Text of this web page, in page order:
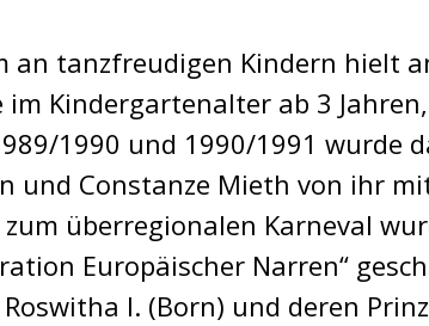
an tanzfreudigen Kindern hielt
im Kindergartenalter ab 3
1990 und 1990/1991 wurde
und Constanze Mieth von ihr
überregionalen Karneval
Europäischer Narren“
I. (Born) und deren